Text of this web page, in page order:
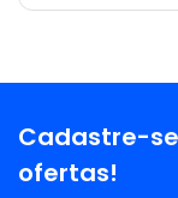
Cadastre-
ofertas!